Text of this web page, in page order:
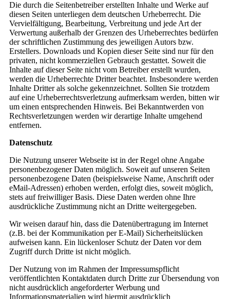
Die durch die Seitenbetreiber erstellten Inhalte und Werke auf
diesen Seiten unterliegen dem deutschen Urheberrecht. Die
Vervielfältigung, Bearbeitung, Verbreitung und jede Art der
Verwertung außerhalb der Grenzen des Urheberrechtes bedürfen
der schriftlichen Zustimmung des jeweiligen Autors bzw.
Erstellers. Downloads und Kopien dieser Seite sind nur für den
privaten, nicht kommerziellen Gebrauch gestattet. Soweit die
Inhalte auf dieser Seite nicht vom Betreiber erstellt wurden,
werden die Urheberrechte Dritter beachtet. Insbesondere werden
Inhalte Dritter als solche gekennzeichnet. Sollten Sie trotzdem
auf eine Urheberrechtsverletzung aufmerksam werden, bitten wir
um einen entsprechenden Hinweis. Bei Bekanntwerden von
Rechtsverletzungen werden wir derartige Inhalte umgehend
entfernen.
Datenschutz
Die Nutzung unserer Webseite ist in der Regel ohne Angabe
personenbezogener Daten möglich. Soweit auf unseren Seiten
personenbezogene Daten (beispielsweise Name, Anschrift oder
eMail-Adressen) erhoben werden, erfolgt dies, soweit möglich,
stets auf freiwilliger Basis. Diese Daten werden ohne Ihre
ausdrückliche Zustimmung nicht an Dritte weitergegeben.
Wir weisen darauf hin, dass die Datenübertragung im Internet
(z.B. bei der Kommunikation per E-Mail) Sicherheitslücken
aufweisen kann. Ein lückenloser Schutz der Daten vor dem
Zugriff durch Dritte ist nicht möglich.
Der Nutzung von im Rahmen der Impressumspflicht
veröffentlichten Kontaktdaten durch Dritte zur Übersendung von
nicht ausdrücklich angeforderter Werbung und
Informationsmaterialien wird hiermit ausdrücklich